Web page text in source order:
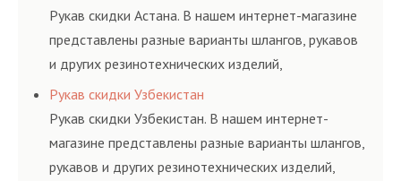
и нормативам.
Рукав скидки Астана. В нашем интернет-магазине
представлены разные варианты шлангов, рукавов
и других резинотехнических изделий,
соответствующих ГОСТам, техническим условиям
и нормативам.
Рукав скидки Узбекистан
Рукав скидки Узбекистан. В нашем интернет-
магазине представлены разные варианты шлангов,
рукавов и других резинотехнических изделий,